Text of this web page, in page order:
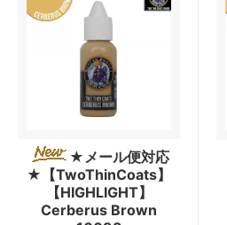
★メール便対応
★【TwoThinCoats】
【HIGHLIGHT】
Cerberus Brown